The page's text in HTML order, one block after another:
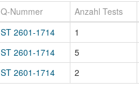
Q-Nummer Anzahl Tests
ST 2601-1714 1
ST 2601-1714 5
ST 2601-1714 2